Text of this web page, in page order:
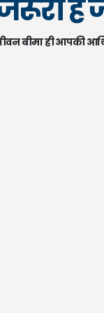
है
बीमा ही आपकी